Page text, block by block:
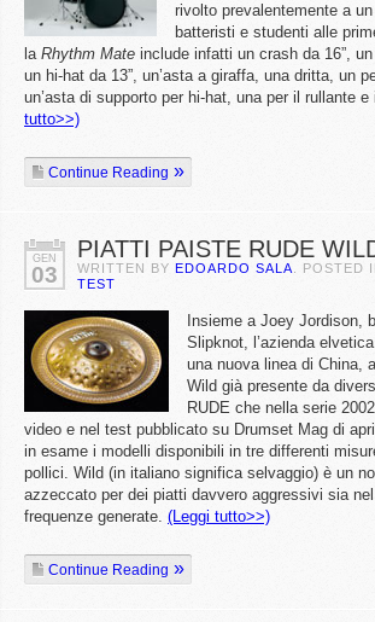
rivolto prevalentemente a
batteristi e studenti alle
la Rhythm Mate include infatti un crash da 16”,
un hi-hat da 13”, un’asta a giraffa, una dritta, un
un’asta di supporto per hi-hat, una per il rullante e
tutto>>)
Continue Reading
GEN
03
PIATTI PAISTE RUDE
WRITTEN BY EDOARDO SALA . POSTED
TEST
Insieme a Joey Jordison,
Slipknot, l’azienda
una nuova linea di China,
Wild già presente da
RUDE che nella serie
video e nel test pubblicato su Drumset Mag di
in esame i modelli disponibili in tre differenti
pollici. Wild (in italiano significa selvaggio) è un
azzeccato per dei piatti davvero aggressivi sia
frequenze generate. (Leggi tutto>>)
Continue Reading